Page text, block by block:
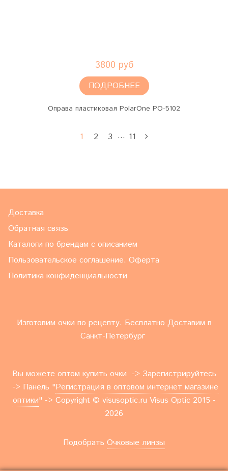
3800 руб
ПОДРОБНЕЕ
Оправа пластиковая PolarOne PO-5102
1 2 3 … 11
Доставка
Обратная связь
Каталоги по брендам с описанием
Пользовательское соглашение. Оферта
Политика конфиденциальности
Изготовим очки по рецепту. Бесплатно Доставим в
Санкт-Петербург
Вы можете оптом купить очки -> Зарегистрируйтесь
-> Панель "Регистрация в оптовом интернет магазине
оптики" -> Copyright © visusoptic.ru Visus Optic 2015 -
2026
Подобрать Очковые линзы